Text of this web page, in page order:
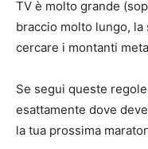
TV è molto grande
braccio molto lungo,
cercare i montanti
Se segui queste
esattamente dove
la tua prossima